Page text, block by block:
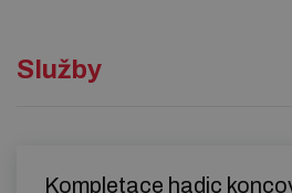
Služby
Kompletace hadic